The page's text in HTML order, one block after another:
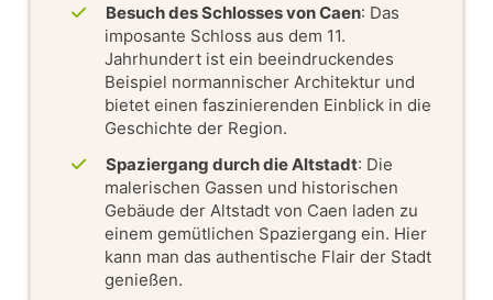
Besuch des Schlosses von Caen: Das
imposante Schloss aus dem 11.
Jahrhundert ist ein beeindruckendes
Beispiel normannischer Architektur und
bietet einen faszinierenden Einblick in die
Geschichte der Region.
Spaziergang durch die Altstadt: Die
malerischen Gassen und historischen
Gebäude der Altstadt von Caen laden zu
einem gemütlichen Spaziergang ein. Hier
kann man das authentische Flair der Stadt
genießen.